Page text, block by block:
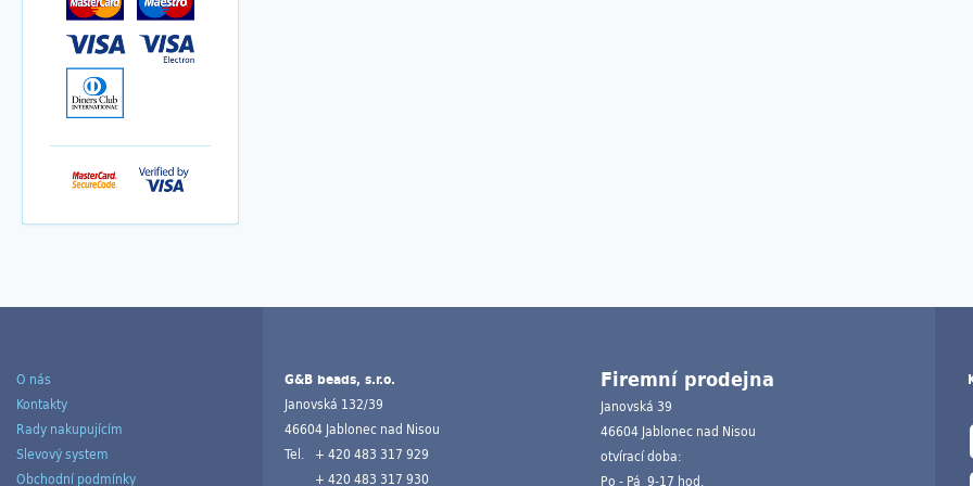
O nás
Kontakty
Rady nakupujícím
Slevový system
Obchodní podmínky
G&B beads, s.r.o.
Janovská 132/39
46604 Jablonec nad Nisou
Tel.
+ 420 483 317 929
+ 420 483 317 930
Firemní prodejna
Janovská 39
46604 Jablonec nad Nisou
otvírací doba:
Po - Pá 9-17 hod.